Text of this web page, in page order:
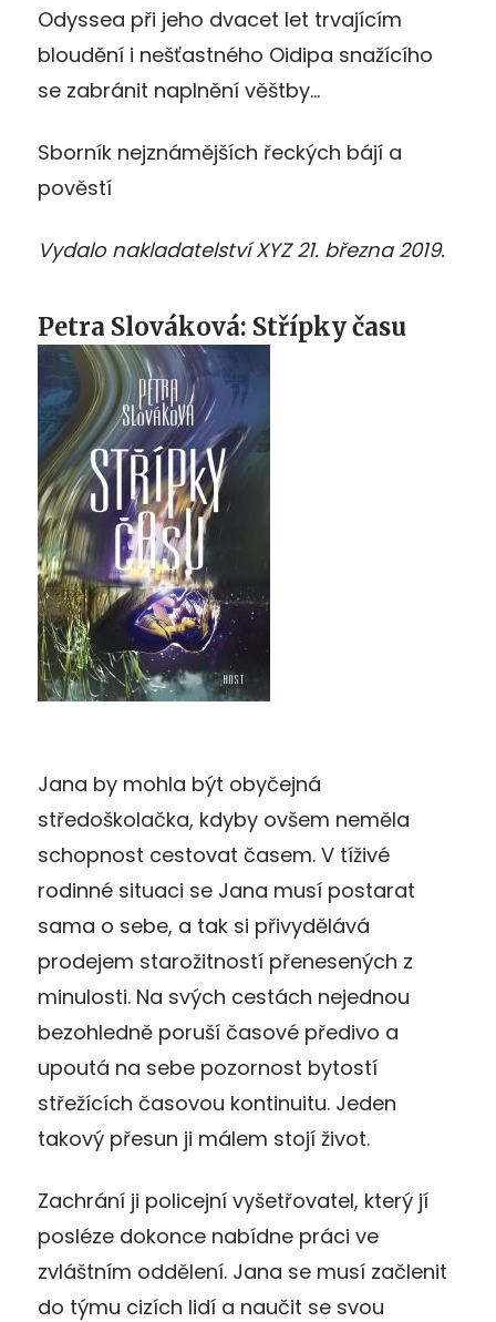
Odyssea při jeho dvacet let trvajícím
bloudění i nešťastného Oidipa snažícího
se zabránit naplnění věštby…
Sborník nejznámějších řeckých bájí a
pověstí
Vydalo nakladatelství XYZ 21. března 2019.
Petra Slováková: Střípky času
Jana by mohla být obyčejná
středoškolačka, kdyby ovšem neměla
schopnost cestovat časem. V tíživé
rodinné situaci se Jana musí postarat
sama o sebe, a tak si přivydělává
prodejem starožitností přenesených z
minulosti. Na svých cestách nejednou
bezohledně poruší časové předivo a
upoutá na sebe pozornost bytostí
střežících časovou kontinuitu. Jeden
takový přesun ji málem stojí život.
Zachrání ji policejní vyšetřovatel, který jí
posléze dokonce nabídne práci ve
zvláštním oddělení. Jana se musí začlenit
do týmu cizích lidí a naučit se svou